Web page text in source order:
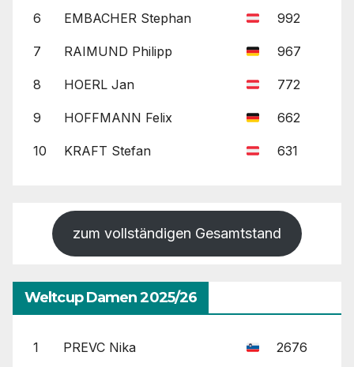
6 EMBACHER Stephan 992
7 RAIMUND Philipp 967
8 HOERL Jan 772
9 HOFFMANN Felix 662
10 KRAFT Stefan 631
zum vollständigen Gesamtstand
Weltcup Damen 2025/26
1 PREVC Nika 2676